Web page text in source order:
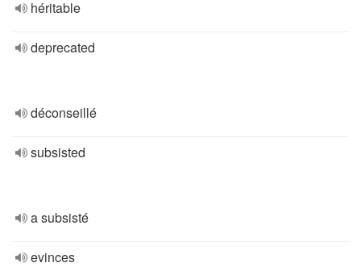
héritable
deprecated
déconseillé
subsisted
a subsisté
evinces